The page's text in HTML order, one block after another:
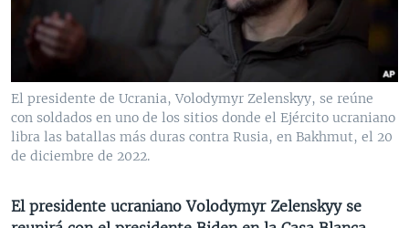
VENEZUELA
BRASIL
NICARAGUA
ECONOMÍA
ENTRETENIMIENTO Y CULTURA
TECNOLOGÍA
DEPORTES
CIENCIA Y SALUD
MULTIMEDIA
VIDEOS
FOTOGRAFÍA
AUDIOS
PROGRAMAS TV
EL MUNDO AL DÍA
FORO INTERAMERICANO
VISIÓN 360
PANORAMA
RADIO
AVANCE INFORMATIVO
AUDIONOTICIAS
ESTADOS UNIDOS AL DÍA
DIRECT
DOCUMENTALES DE LA VOA
El presidente de Ucrania, Volodymyr Zelenskyy, se reúne
con soldados en uno de los sitios donde el Ejército ucraniano
libra las batallas más duras contra Rusia, en Bakhmut, el 20
de diciembre de 2022.
El presidente ucraniano Volodymyr Zelenskyy se